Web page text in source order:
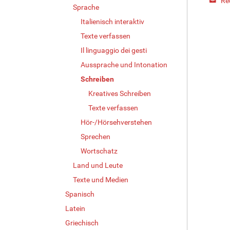
Sprache
Italienisch interaktiv
Texte verfassen
Il linguaggio dei gesti
Aussprache und Intonation
Schreiben
Kreatives Schreiben
Texte verfassen
Hör-/Hörsehverstehen
Sprechen
Wortschatz
Land und Leute
Texte und Medien
Spanisch
Latein
Griechisch